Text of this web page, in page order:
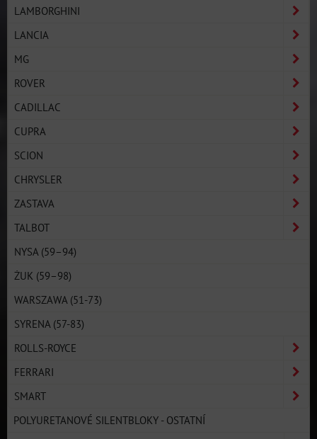
LAMBORGHINI
LANCIA
MG
ROVER
CADILLAC
CUPRA
SCION
CHRYSLER
ZASTAVA
TALBOT
NYSA (59–94)
ŻUK (59–98)
WARSZAWA (51-73)
SYRENA (57-83)
ROLLS-ROYCE
FERRARI
SMART
POLYURETANOVÉ SILENTBLOKY - OSTATNÍ